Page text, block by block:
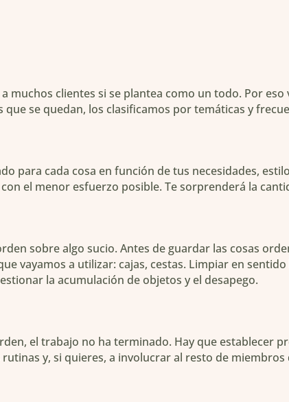
muchos clientes si se plantea como un todo. Por
que se quedan, los clasificamos por temáticas y
para cada cosa en función de tus necesidades,
el menor esfuerzo posible. Te sorprenderá la
sobre algo sucio. Antes de guardar las cosas
vayamos a utilizar: cajas, cestas. Limpiar en
la acumulación de objetos y el desapego.
el trabajo no ha terminado. Hay que establecer
rutinas y, si quieres, a involucrar al resto de